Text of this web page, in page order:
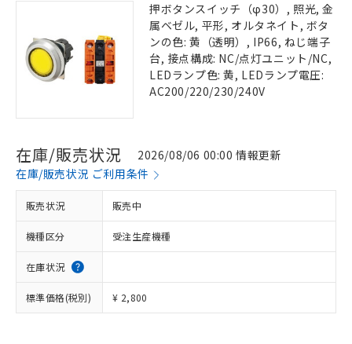
押ボタンスイッチ（φ30）, 照光, 金
属ベゼル, 平形, オルタネイト, ボタ
ンの色: 黄（透明）, IP66, ねじ端子
台, 接点構成: NC/点灯ユニット/NC,
LEDランプ色: 黄, LEDランプ電圧:
AC200/220/230/240V
在庫/販売状況
2026/08/06 00:00 情報更新
在庫/販売状況 ご利用条件
販売状況 販売中
機種区分 受注生産機種
在庫状況
標準価格(税別) ¥ 2,800